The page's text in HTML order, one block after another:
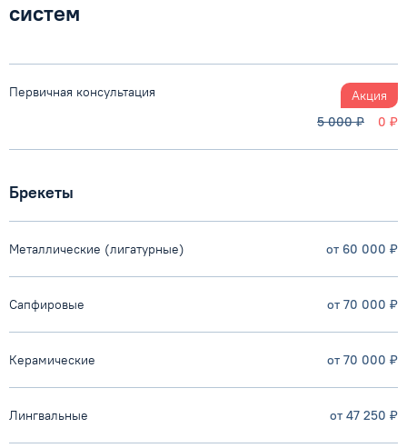
систем
Первичная консультация
Акция
5 000 ₽
0 ₽
Брекеты
Металлические (лигатурные) от 60 000 ₽
Сапфировые от 70 000 ₽
Керамические от 70 000 ₽
Лингвальные от 47 250 ₽